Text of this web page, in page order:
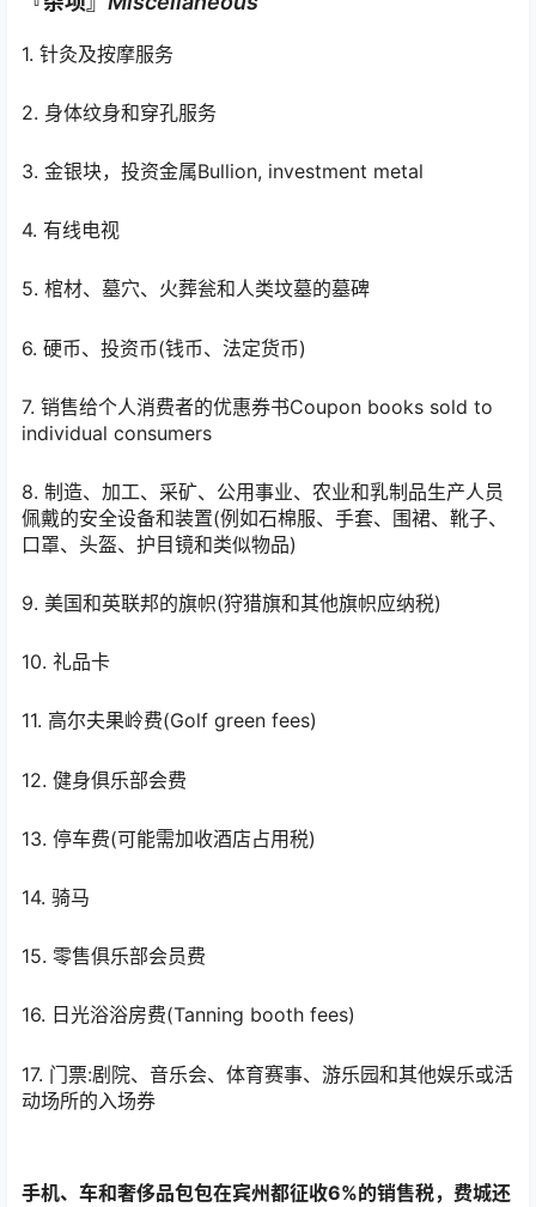
1. 针灸及按摩服务
2. 身体纹身和穿孔服务
3. 金银块，投资金属Bullion, investment metal
4. 有线电视
5. 棺材、墓穴、火葬瓮和人类坟墓的墓碑
6. 硬币、投资币(钱币、法定货币)
7. 销售给个人消费者的优惠券书Coupon books sold to
individual consumers
8. 制造、加工、采矿、公用事业、农业和乳制品生产人员
佩戴的安全设备和装置(例如石棉服、手套、围裙、靴子、
口罩、头盔、护目镜和类似物品)
9. 美国和英联邦的旗帜(狩猎旗和其他旗帜应纳税)
10. 礼品卡
11. 高尔夫果岭费(Golf green fees)
12. 健身俱乐部会费
13. 停车费(可能需加收酒店占用税)
14. 骑马
15. 零售俱乐部会员费
16. 日光浴浴房费(Tanning booth fees)
17. 门票:剧院、音乐会、体育赛事、游乐园和其他娱乐或活
动场所的入场券
手机、车和奢侈品包包在宾州都征收6%的销售税，费城还